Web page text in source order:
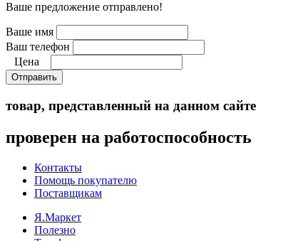
Ваше предложение отправлено!
Ваше имя
Ваш телефон
Цена
Отправить
товар, представленный на данном сайте
проверен на работоспособность
Контакты
Помощь покупателю
Поставщикам
Я.Маркет
Полезно